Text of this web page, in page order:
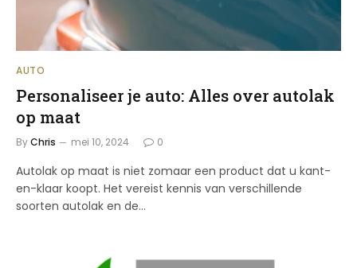
AUTO
Personaliseer je auto: Alles over autolak
op maat
ByChris mei 10, 2024 0
Autolak op maat is niet zomaar een product dat u kant-
en-klaar koopt. Het vereist kennis van verschillende
soorten autolak en de…